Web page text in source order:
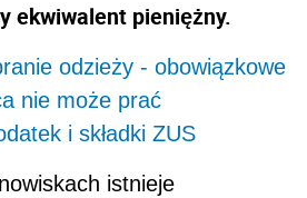
ekwiwalent pieniężny.
odzieży - obowiązkowe
nie może prać
i składki ZUS
istnieje